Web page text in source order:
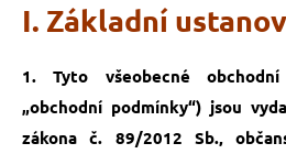
I. Základní
1. Tyto všeobecné
„obchodní podmínky“) jsou
zákona č. 89/2012 Sb.,